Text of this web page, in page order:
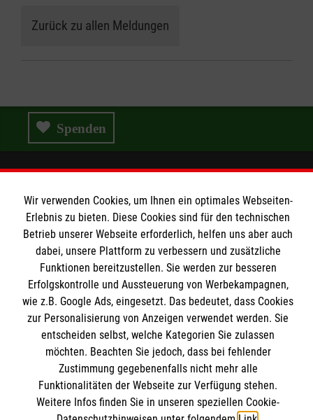
Zurück zu allen Meldungen
Spenden
Wir Malteser
Wir Malteser
Spenden & Helfen
Angebote & Leistungen
Kursangebote
Mitarbeiten & Aktiv werden
Informationen
Presse und Medien
Impressum
Datenschutz
Barrierefreiheit
Malteser online
Malteserorden
Wir verwenden Cookies, um Ihnen ein optimales Webseiten-
Erlebnis zu bieten. Diese Cookies sind für den technischen
Betrieb unserer Webseite erforderlich, helfen uns aber auch
dabei, unsere Plattform zu verbessern und zusätzliche
Funktionen bereitzustellen. Sie werden zur besseren
Erfolgskontrolle und Aussteuerung von Werbekampagnen,
wie z.B. Google Ads, eingesetzt. Das bedeutet, dass Cookies
zur Personalisierung von Anzeigen verwendet werden. Sie
entscheiden selbst, welche Kategorien Sie zulassen
möchten. Beachten Sie jedoch, dass bei fehlender
Zustimmung gegebenenfalls nicht mehr alle
Funktionalitäten der Webseite zur Verfügung stehen.
Weitere Infos finden Sie in unseren speziellen Cookie-